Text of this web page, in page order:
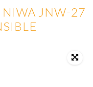
NIWA JNW-27